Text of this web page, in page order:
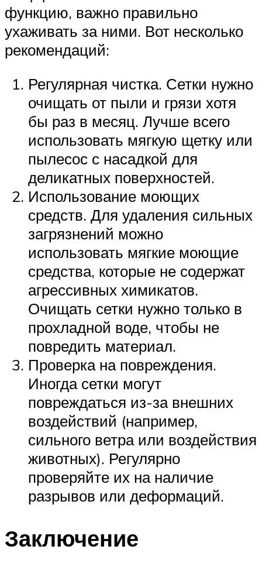
функцию, важно правильно
ухаживать за ними. Вот несколько
рекомендаций:
Регулярная чистка. Сетки нужно
очищать от пыли и грязи хотя
бы раз в месяц. Лучше всего
использовать мягкую щетку или
пылесос с насадкой для
деликатных поверхностей.
Использование моющих
средств. Для удаления сильных
загрязнений можно
использовать мягкие моющие
средства, которые не содержат
агрессивных химикатов.
Очищать сетки нужно только в
прохладной воде, чтобы не
повредить материал.
Проверка на повреждения.
Иногда сетки могут
повреждаться из-за внешних
воздействий (например,
сильного ветра или воздействия
животных). Регулярно
проверяйте их на наличие
разрывов или деформаций.
Заключение